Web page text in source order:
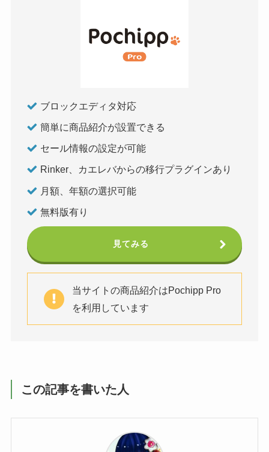
ブロックエディタ対応
簡単に商品紹介が設置できる
セール情報の設定が可能
Rinker、カエレバからの移行プラグインあり
月額、年額の選択可能
無料版有り
見てみる
当サイトの商品紹介はPochipp Pro
を利用しています
この記事を書いた人